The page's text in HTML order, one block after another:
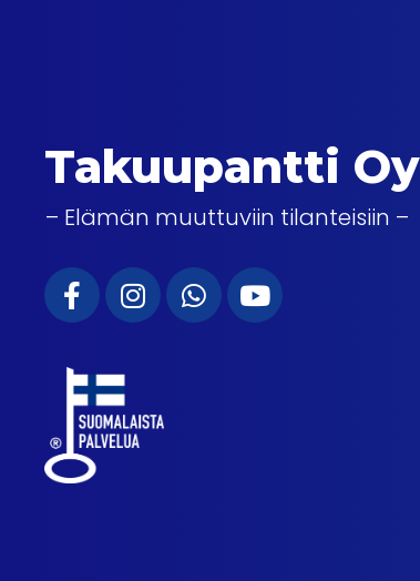
Takuupantti Oy
– Elämän muuttuviin tilanteisiin –